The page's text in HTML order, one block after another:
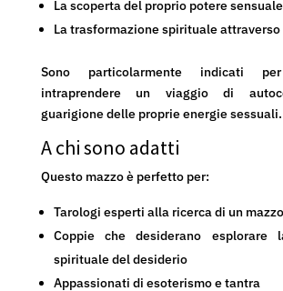
La scoperta del proprio potere sensuale
La trasformazione spirituale attraverso
Sono particolarmente indicati
intraprendere un viaggio di
guarigione delle proprie energie sessuali.
A chi sono adatti
Questo mazzo è perfetto per:
Tarologi esperti alla ricerca di un
Coppie che desiderano esplorare
spirituale del desiderio
Appassionati di esoterismo e tantra